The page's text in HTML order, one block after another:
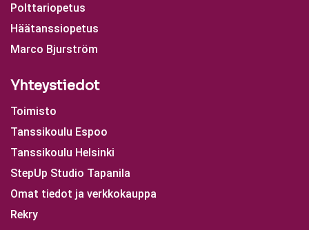
Polttariopetus
Häätanssiopetus
Marco Bjurström
Yhteystiedot
Toimisto
Tanssikoulu Espoo
Tanssikoulu Helsinki
StepUp Studio Tapanila
Omat tiedot ja verkkokauppa
Rekry